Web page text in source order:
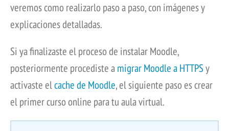
veremos como realizarlo paso a paso, con imágenes y
explicaciones detalladas.
Si ya finalizaste el proceso de instalar Moodle,
posteriormente procediste amigrar Moodle a HTTPSy
activaste elcache de Moodle, el siguiente paso es crear
el primer curso online para tu aula virtual.